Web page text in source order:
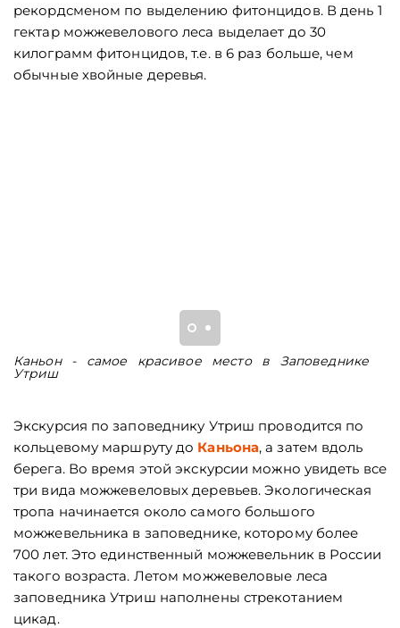
рекордсменом по выделению фитонцидов. В день 1
гектар можжевелового леса выделает до 30
килограмм фитонцидов, т.е. в 6 раз больше, чем
обычные хвойные деревья.
Каньон - самое красивое место в Заповеднике
Утриш
Экскурсия по заповеднику Утриш проводится по
кольцевому маршруту до Каньона, а затем вдоль
берега. Во время этой экскурсии можно увидеть все
три вида можжевеловых деревьев. Экологическая
тропа начинается около самого большого
можжевельника в заповеднике, которому более
700 лет. Это единственный можжевельник в России
такого возраста. Летом можжевеловые леса
заповедника Утриш наполнены стрекотанием
цикад.